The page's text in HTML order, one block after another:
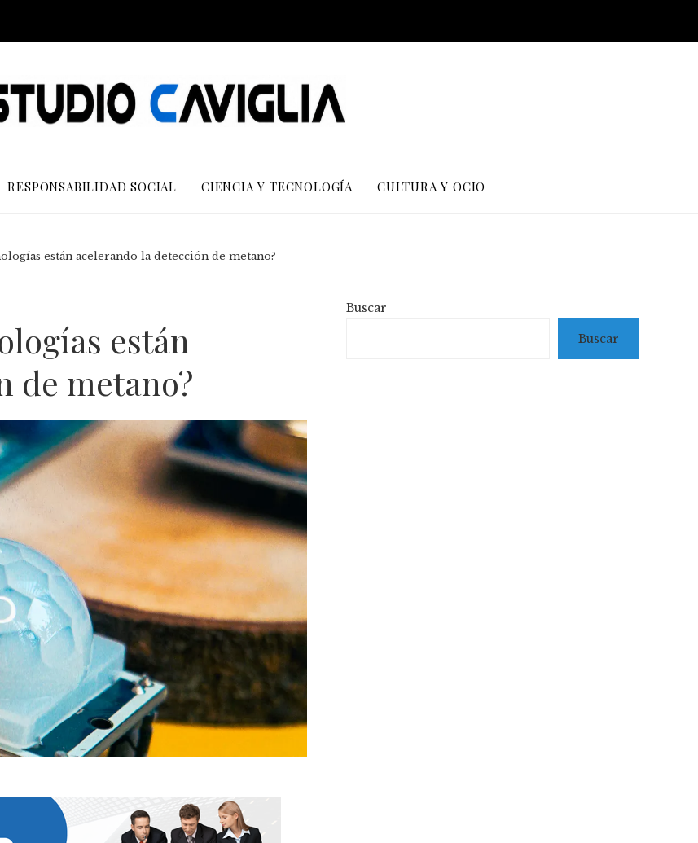
RESPONSABILIDAD SOCIAL CIENCIA Y TECNOLOGÍA CULTURA Y OCIO
están acelerando la detección de metano?
están
de metano?
Buscar
Buscar